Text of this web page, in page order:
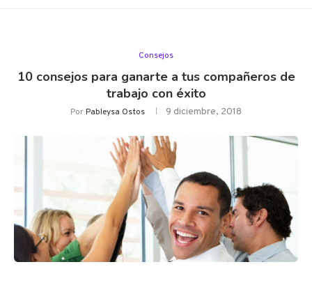
Consejos
10 consejos para ganarte a tus compañeros de
trabajo con éxito
PorPableysa Ostos 9 diciembre, 2018